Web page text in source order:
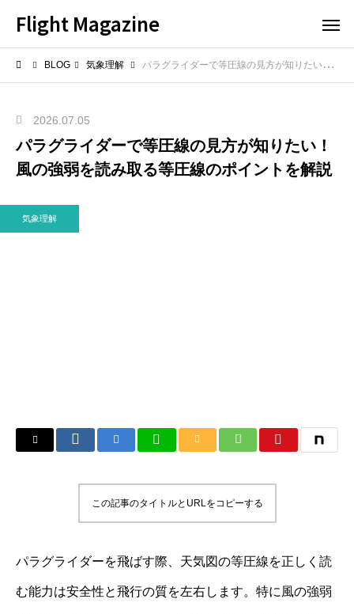
Flight Magazine
BLOG 気象理解 パラグライダーで等圧線の見方が知りたい！風の強弱を読み取る等圧線のポイントを解説
2026.07.05
パラグライダーで等圧線の見方が知りたい！
風の強弱を読み取る等圧線のポイントを解説
気象理解
この記事のタイトルとURLをコピーする
パラグライダーを飛ばす際、天気図の等圧線を正しく読
む能力は安全性と飛行の質を左右します。特に風の強弱